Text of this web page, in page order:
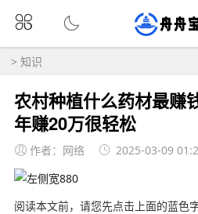
> 知识
农村种植什么药材最赚
年赚20万很轻松
作者：网络 2025-03-09
阅读本文前，请您先点击上面的蓝色